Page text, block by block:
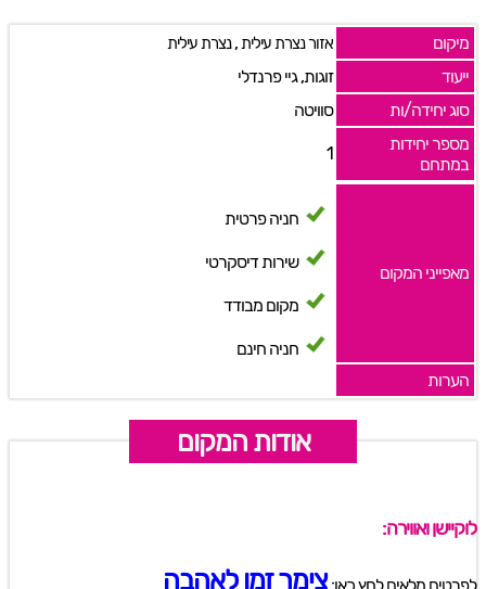
מיקום אזור נצרת עילית,נצרת עילית
ייעוד
זוגות, גיי פרנדלי
סוג יחידה/ות
סוויטה
מספר יחידות
במתחם
1
מאפייני המקום
חניה פרטית
שירות דיסקרטי
מקום מבודד
חניה חינם
הערות
אודות המקום
לוקיישן ואווירה:
לפרטים מלאים לחץ כאן:צימר זמן לאהבה